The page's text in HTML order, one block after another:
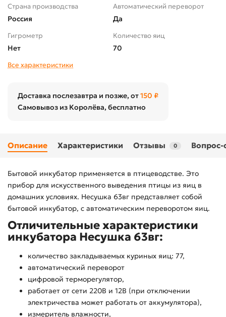
Страна производства
Россия
Автоматический переворот
Да
Гигрометр
Нет
Количество яиц
70
Все характеристики
Доставка послезавтра и позже, от150 ₽
Самовывоз из Королёва, бесплатно
Описание Характеристики Отзывы 0 Вопрос-
Бытовой инкубатор применяется в птицеводстве. Это
прибор для искусственного выведения птицы из яиц в
домашних условиях. Несушка 63вг представляет собой
бытовой инкубатор, с автоматическим переворотом яиц.
Отличительные характеристики
инкубатора Несушка 63вг:
количество закладываемых куриных яиц: 77,
автоматический переворот
цифровой терморегулятор,
работает от сети 220В и 12В (при отключении
электричества может работать от аккумулятора),
измеритель влажности,